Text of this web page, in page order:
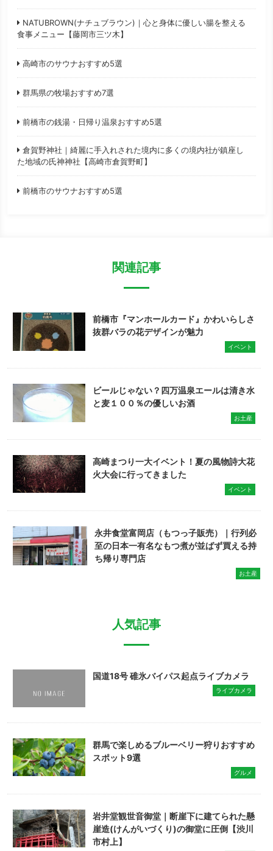
NATUBROWN(ナチュブラウン)｜心と身体に優しい腸を整える
食事メニュー【藤岡市三ツ木】
高崎市のサウナおすすめ5選
群馬県の牧場おすすめ7選
前橋市の銭湯・日帰り温泉おすすめ5選
倉賀野神社｜綺麗に手入れされた境内に多くの境内社が鎮座し
た地域の氏神神社【高崎市倉賀野町】
前橋市のサウナおすすめ5選
関連記事
前橋市『マンホールカード』かわいらしさ
抜群バラの花デザインが魅力
イベント
ビールじゃない？四万温泉エールは清き水
と麦１００％の優しいお酒
お土産
高崎まつり一大イベント！夏の風物詩大花
火大会に行ってきました
イベント
永井食堂富岡店（もつっ子販売）｜行列必
至の日本一有名なもつ煮が並ばず買える持
ち帰り専門店
お土産
人気記事
国道18号 碓氷バイパス起点ライブカメラ
ライブカメラ
群馬で楽しめるブルーベリー狩りおすすめ
スポット9選
グルメ
岩井堂観世音御堂｜断崖下に建てられた懸
崖造(けんがいづくり)の御堂に圧倒【渋川
市村上】